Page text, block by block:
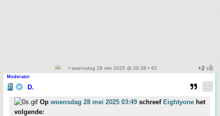
• woensdag 28 mei 2025 @ 20:38 • 62
Moderator
D.
Op woensdag 28 mei 2025 03:49 schreef Eightyone het
volgende: